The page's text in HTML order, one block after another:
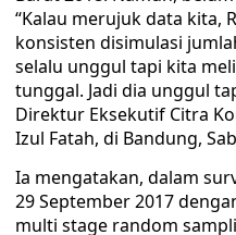
“Kalau merujuk data kita,
konsisten disimulasi
selalu unggul tapi kita
tunggal. Jadi dia unggul
Direktur Eksekutif Citra
Izul Fatah, di Bandung,
Ia mengatakan, dalam
29 September 2017
multi stage random